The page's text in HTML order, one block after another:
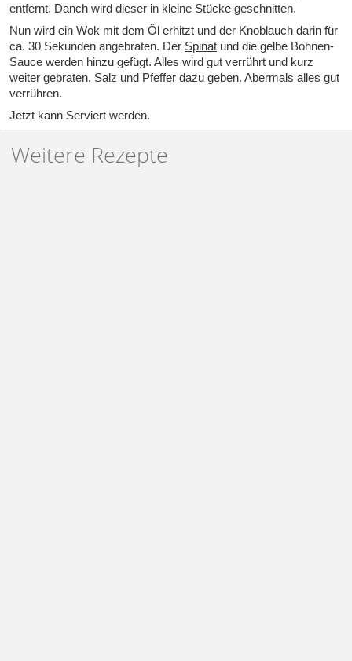
entfernt. Danch wird dieser in kleine Stücke geschnitten.
Nun wird ein Wok mit dem Öl erhitzt und der Knoblauch darin für
ca. 30 Sekunden angebraten. Der Spinat und die gelbe Bohnen-
Sauce werden hinzu gefügt. Alles wird gut verrührt und kurz
weiter gebraten. Salz und Pfeffer dazu geben. Abermals alles gut
verrühren.
Jetzt kann Serviert werden.
Weitere Rezepte